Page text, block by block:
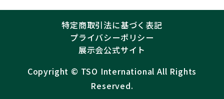
特定商取引法に基づく表記
プライバシーポリシー
展示会公式サイト
Copyright ©︎ TSO International All Rights
Reserved.